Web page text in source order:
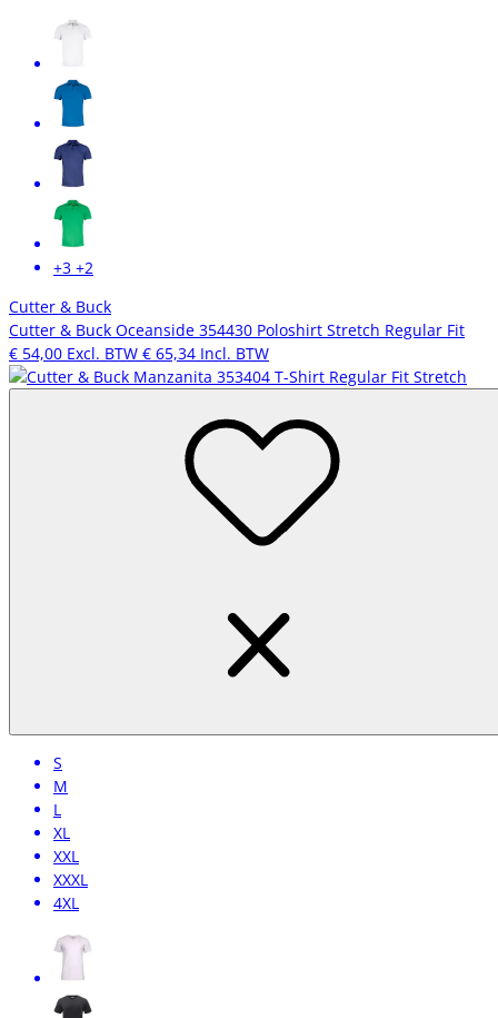
+3 +2
Cutter & Buck
Cutter & Buck Oceanside 354430 Poloshirt Stretch Regular Fit
€ 54,00 Excl. BTW € 65,34 Incl. BTW
S
M
L
XL
XXL
XXXL
4XL